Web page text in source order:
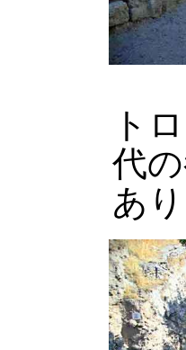
ト
代
あ